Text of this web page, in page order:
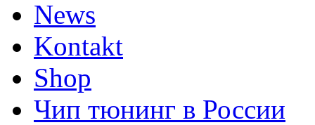
News
Kontakt
Shop
Чип тюнинг в России